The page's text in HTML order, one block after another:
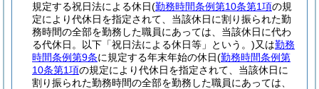
規定する祝日法による休日(勤務時間条例第10条第1項の規
定により代休日を指定されて、当該休日に割り振られた勤
務時間の全部を勤務した職員にあっては、当該休日に代わ
る代休日。以下「祝日法による休日等」という。)又は勤務
時間条例第9条に規定する年末年始の休日(勤務時間条例第
10条第1項の規定により代休日を指定されて、当該休日に
割り振られた勤務時間の全部を勤務した職員にあっては、